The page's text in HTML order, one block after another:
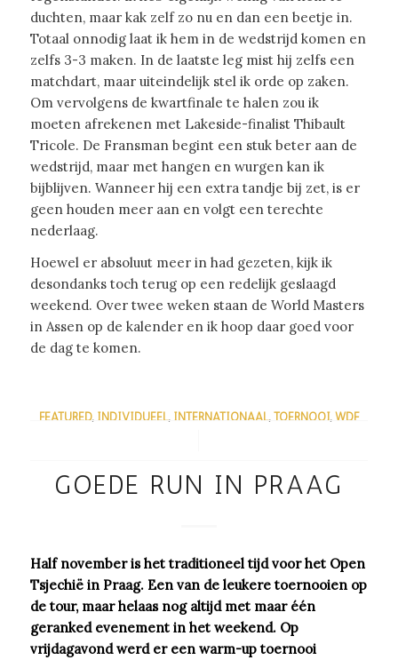
duchten, maar kak zelf zo nu en dan een beetje in.
Totaal onnodig laat ik hem in de wedstrijd komen en
zelfs 3-3 maken. In de laatste leg mist hij zelfs een
matchdart, maar uiteindelijk stel ik orde op zaken.
Om vervolgens de kwartfinale te halen zou ik
moeten afrekenen met Lakeside-finalist Thibault
Tricole. De Fransman begint een stuk beter aan de
wedstrijd, maar met hangen en wurgen kan ik
bijblijven. Wanneer hij een extra tandje bij zet, is er
geen houden meer aan en volgt een terechte
nederlaag.
Hoewel er absoluut meer in had gezeten, kijk ik
desondanks toch terug op een redelijk geslaagd
weekend. Over twee weken staan de World Masters
in Assen op de kalender en ik hoop daar goed voor
de dag te komen.
FEATURED, INDIVIDUEEL, INTERNATIONAAL,TOERNOOI,WDF
GOEDE RUN IN PRAAG
Half november is het traditioneel tijd voor het Open
Tsjechië in Praag. Een van de leukere toernooien op
de tour, maar helaas nog altijd met maar één
geranked evenement in het weekend. Op
vrijdagavond werd er een warm-up toernooi